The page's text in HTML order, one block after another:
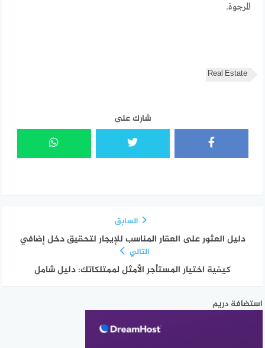
المرجوة.
Real Estate
شارك على
السابق
دليل العثور على العقار المناسب للإيجار لتحقيق دخل إضافي
التالي
كيفية اختيار المستأجر الأمثل لممتلكاتك: دليل شامل
استضافة دريم